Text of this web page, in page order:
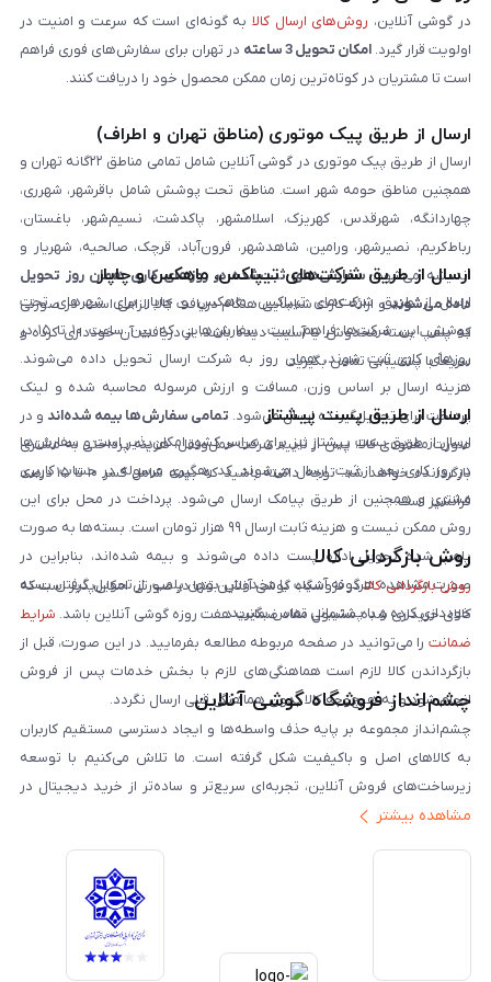
در گوشی آنلاین، روش‌های ارسال کالا به گونه‌ای است که سرعت و امنیت در
اولویت قرار گیرد. امکان تحویل 3 ساعته
در تهران برای سفارش‌های فوری فراهم
است تا مشتریان در کوتاه‌ترین زمان ممکن محصول خود را دریافت کنند.
ارسال از طریق پیک موتوری (مناطق تهران و اطراف)
ارسال از طریق پیک موتوری در گوشی آنلاین شامل تمامی مناطق ۲۲گانه تهران و
همچنین مناطق حومه شهر است. مناطق تحت پوشش شامل باقرشهر، شهرری،
چهاردانگه، شهرقدس، کهریزک، اسلامشهر، پاکدشت، نسیم‌شهر، باغستان،
رباط‌کریم، نصیرشهر، ورامین، شاهدشهر، فرون‌آباد، قرچک، صالحیه، شهریار و
اندیشه می‌شود. سفارش‌های ثبت‌شده در روزهای کاری همان روز تحویل
داده می‌شوندو ارائه کارت شناسایی هنگام دریافت کالا الزامی است. در صورتی
که پلمپ بسته مخدوش یا آسیب دیده باشد، از دریافت آن خودداری کرده و
سریعاً با پشتیبانی تماس بگیرید.
ارسال از طریق شرکت‌های تیپاکس، ماهکس و چاپار
ارسال از طریق شرکت‌های تیپاکس، ماهکس و چاپار برای شهرهای تحت
پوشش این شرکت‌ها فراهم است. سفارش‌هایی که بین ساعت ۱۰ تا ۱۵ در
روزهای کاری ثبت شوند، همان روز به شرکت ارسال تحویل داده می‌شوند.
هزینه ارسال بر اساس وزن، مسافت و ارزش مرسوله محاسبه شده و لینک
پرداخت برای تحویل‌گیرنده ارسال می‌شود. تمامی سفارش‌ها بیمه شده‌اند و در
صورت مفقودی کالا، پس از تایید شرکت حمل‌ونقل، هزینه پرداختی به مشتری
بازگردانده خواهد شد. توجه داشته باشید که بیمه شامل کسر ۱۰ تا ۱۵ درصد
فرانشیز است.
ارسال از طریق پست پیشتاز
ارسال از طریق پست پیشتاز نیز برای سراسر کشور امکان‌پذیر است و سفارش‌ها
در روز کاری بعد از ثبت، ارسال می‌شوند. کد رهگیری مرسوله در حساب کاربری
مشتری و همچنین از طریق پیامک ارسال می‌شود. پرداخت در محل برای این
روش ممکن نیست و هزینه ثابت ارسال ۹۹ هزار تومان است. بسته‌ها به صورت
پلمپ شده تحویل اداره پست داده می‌شوند و بیمه شده‌اند، بنابراین در
صورت مشاهده هرگونه آسیب یا مخدوش بودن پلمپ، از تحویل گرفتن بسته
خودداری کرده و با پشتیبانی تماس بگیرید.
روش بازگردانی کالا
روش بازگردانی کالادر فروشگاه گوشی آنلاین تنها در صورتی امکان‌پذیر است که
کالای خریداری شده مشمول مفاد ضمانت هفت روزه گوشی آنلاین باشد. شرایط
ضمانت را می‌توانید در صفحه مربوطه مطالعه بفرمایید. در این صورت، قبل از
بازگرداندن کالا لازم است هماهنگی‌های لازم با بخش خدمات پس از فروش
انجام شود و به هیچ‌وجه کالا بدون هماهنگی قبلی ارسال نگردد.
چشم‌انداز فروشگاه گوشی آنلاین
چشم‌انداز مجموعه بر پایه حذف واسطه‌ها و ایجاد دسترسی مستقیم کاربران
به کالاهای اصل و باکیفیت شکل گرفته است. ما تلاش می‌کنیم با توسعه
زیرساخت‌های فروش آنلاین، تجربه‌ای سریع‌تر و ساده‌تر از خرید دیجیتال در
ایران ارائه دهیم. تبدیل‌شدن به مرجعی قابل اعتماد برای خرید کالای دیجیتال،
خدمات و به‌روزرسانی مداوم محصولات، مسیر ما را روشن‌تر می‌کند. ما باور
داریم آینده بازار دیجیتال متعلق به کسب‌وکارهایی است که صداقت و شفافیت
را در اولویت قرار می‌دهند. گوشی آنلاین با تکیه بر تجربه و تخصص، با قدرت به
سمت تحقق این چشم‌انداز حرکت می‌کند.
مشاهده بیشتر